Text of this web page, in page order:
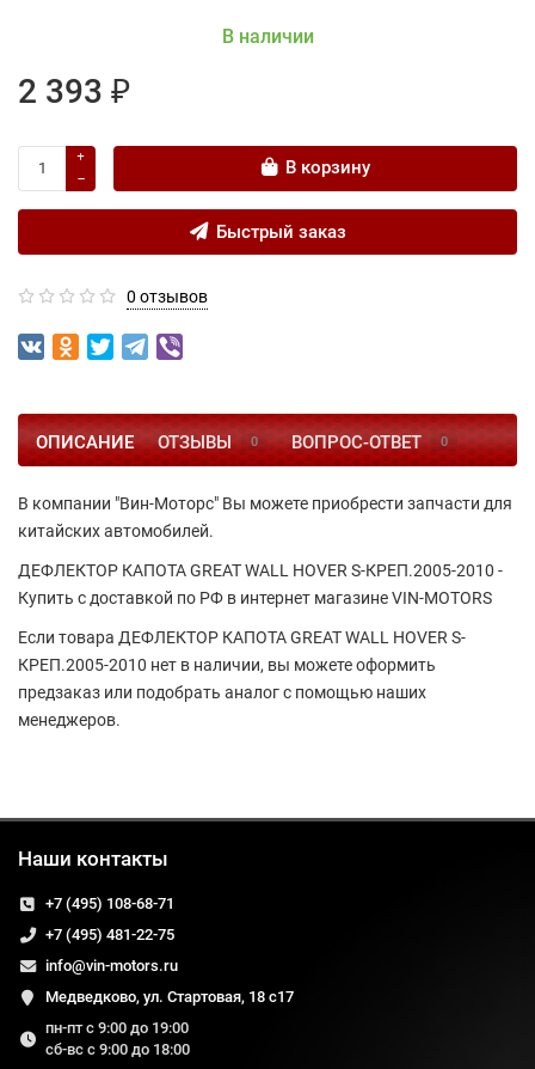
В наличии
2 393 ₽
В корзину
Быстрый заказ
0 отзывов
ОПИСАНИЕ ОТЗЫВЫ 0 ВОПРОС-ОТВЕТ 0
В компании "Вин-Моторс" Вы можете приобрести запчасти для
китайских автомобилей.
ДЕФЛЕКТОР КАПОТА GREAT WALL HOVER S-КРЕП.2005-2010 -
Купить с доставкой по РФ в интернет магазине VIN-MOTORS
Если товара ДЕФЛЕКТОР КАПОТА GREAT WALL HOVER S-
КРЕП.2005-2010 нет в наличии, вы можете оформить
предзаказ или подобрать аналог с помощью наших
менеджеров.
Наши контакты
+7 (495) 108-68-71
+7 (495) 481-22-75
info@vin-motors.ru
Медведково, ул. Стартовая, 18 с17
пн-пт с 9:00 до 19:00
сб-вс с 9:00 до 18:00